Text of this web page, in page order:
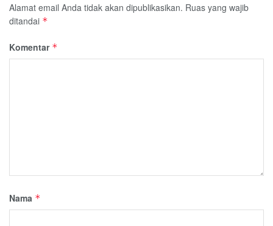
Alamat email Anda tidak akan dipublikasikan. Ruas yang wajib
ditandai *
Komentar *
Nama *